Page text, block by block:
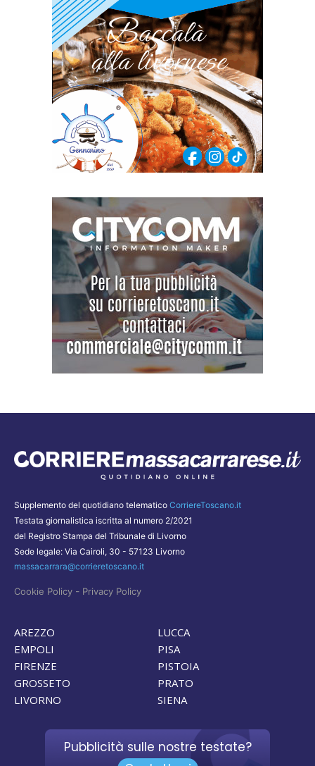
Supplemento del quotidiano telematico CorriereToscano.it
Testata giornalistica iscritta al numero 2/2021
del Registro Stampa del Tribunale di Livorno
Sede legale: Via Cairoli, 30 - 57123 Livorno
massacarrara@corrieretoscano.it
Cookie Policy - Privacy Policy
AREZZO
EMPOLI
FIRENZE
GROSSETO
LIVORNO
LUCCA
PISA
PISTOIA
PRATO
SIENA
Pubblicità sulle nostre testate?